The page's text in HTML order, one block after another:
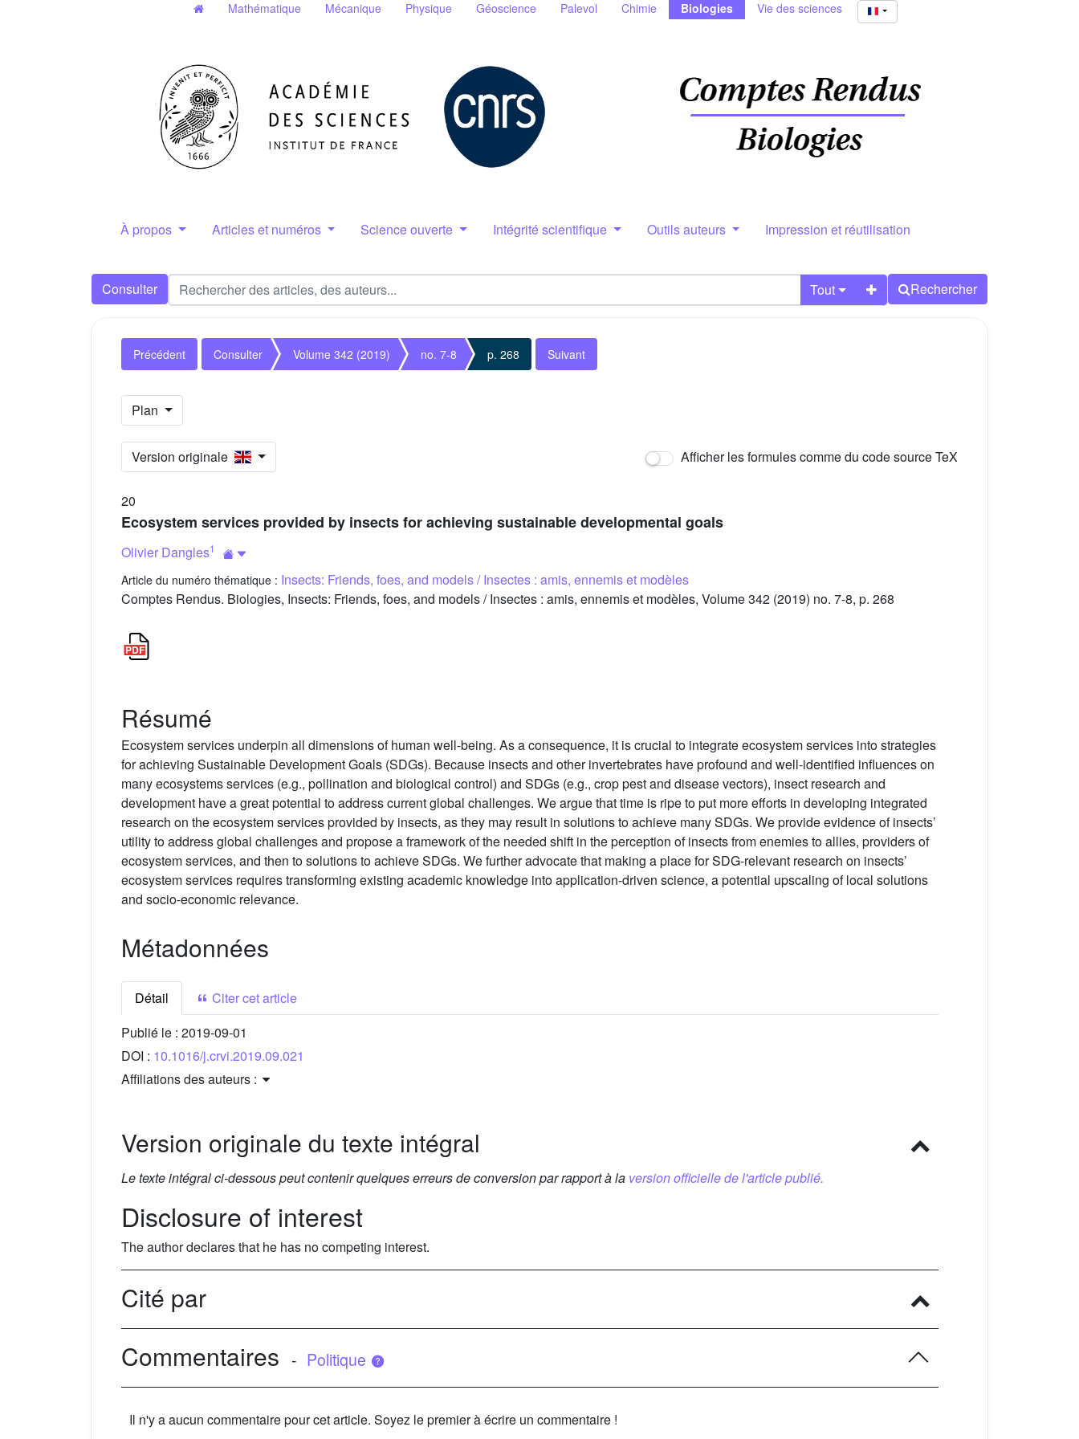
Mathématique Mécanique Physique Géoscience Palevol Chimie Biologies Vie des sciences
À propos Articles et numéros Science ouverte Intégrité scientifique Outils auteurs Impression et réutilisation
Consulter Tout Rechercher
Précédent Consulter Volume 342 (2019) no. 7-8 p. 268 Suivant
Plan
Version originale Afficher les formules comme du code source TeX
20
Ecosystem services provided by insects for achieving sustainable developmental goals
Olivier Dangles1
Article du numéro thématique : Insects: Friends, foes, and models / Insectes : amis, ennemis et modèles
Comptes Rendus. Biologies, Insects: Friends, foes, and models / Insectes : amis, ennemis et modèles, Volume 342 (2019) no. 7-8, p. 268
Résumé
Ecosystem services underpin all dimensions of human well-being. As a consequence, it is crucial to integrate ecosystem services into strategies
for achieving Sustainable Development Goals (SDGs). Because insects and other invertebrates have profound and well-identified influences on
many ecosystems services (e.g., pollination and biological control) and SDGs (e.g., crop pest and disease vectors), insect research and
development have a great potential to address current global challenges. We argue that time is ripe to put more efforts in developing integrated
research on the ecosystem services provided by insects, as they may result in solutions to achieve many SDGs. We provide evidence of insects’
utility to address global challenges and propose a framework of the needed shift in the perception of insects from enemies to allies, providers of
ecosystem services, and then to solutions to achieve SDGs. We further advocate that making a place for SDG-relevant research on insects’
ecosystem services requires transforming existing academic knowledge into application-driven science, a potential upscaling of local solutions
and socio-economic relevance.
Métadonnées
Détail
Citer cet article
Publié le : 2019-09-01
DOI : 10.1016/j.crvi.2019.09.021
Affiliations des auteurs :
Version originale du texte intégral
Le texte intégral ci-dessous peut contenir quelques erreurs de conversion par rapport à la version officielle de l'article publié.
Disclosure of interest
The author declares that he has no competing interest.
Cité par
Commentaires - Politique
Il n'y a aucun commentaire pour cet article. Soyez le premier à écrire un commentaire !